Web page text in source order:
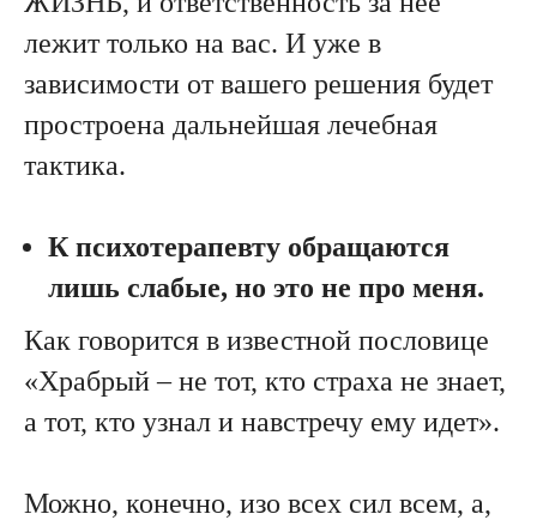
лежит только на вас. И уже в
зависимости от вашего решения будет
простроена дальнейшая лечебная
тактика.
К психотерапевту обращаются
лишь слабые, но это не про меня.
Как говорится в известной пословице
«Храбрый – не тот, кто страха не знает,
а тот, кто узнал и навстречу ему идет».
Можно, конечно, изо всех сил всем, а,